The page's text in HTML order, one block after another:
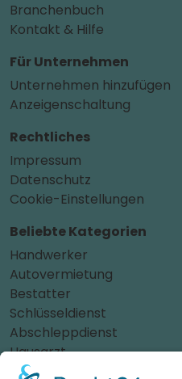
Branchenbuch
Kontakt & Hilfe
Für Unternehmen
Unternehmen hinzufügen
Anzeigenschaltung
Rechtliches
Impressum
Datenschutz
Cookie-Einstellungen
Beliebte Kategorien
Handwerker
Autovermietung
Bestatter
Schlüsseldienst
Abschleppdienst
Hausarzt
Augenarzt